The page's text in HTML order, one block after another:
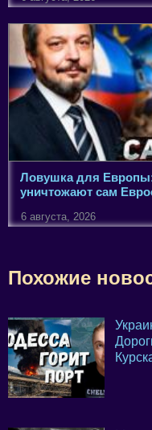
Ловушка для Европы:
уничтожают сам
6 августа, 2026
Похожие